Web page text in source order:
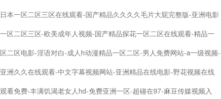
日本一区二区三区在线观看-国产精品久久久久毛片大屁完整版-亚洲电影
一区二区三区-欧美成年人视频-国产精品探花一区二区在线观看-精品一
区二区电影-淫语对白-成人h动漫精品一区二区-男人免费网站-a一级视频-
亚洲久久在线观看-中文字幕视频网站-亚洲精品在线电影-野花视频在线
观看免费-丰满饥渴老女人hd-免费亚洲一区-超碰在97-麻豆传媒视频入